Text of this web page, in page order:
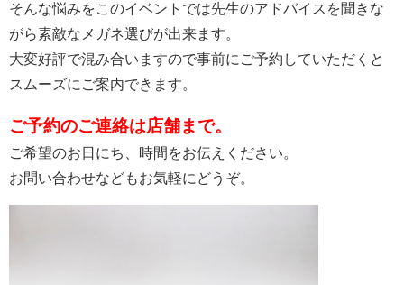
そんな悩みをこのイベントでは先生のアドバイスを聞きな
がら素敵なメガネ選びが出来ます。
大変好評で混み合いますので事前にご予約していただくと
スムーズにご案内できます。
ご予約のご連絡は店舗まで。
ご希望のお日にち、時間をお伝えください。
お問い合わせなどもお気軽にどうぞ。